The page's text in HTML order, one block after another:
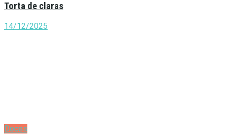
Torta de claras
14/12/2025
Doces